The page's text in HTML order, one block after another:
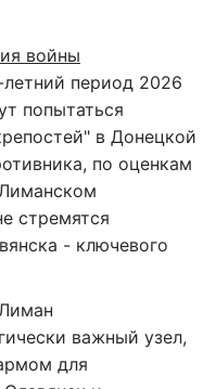
войны
летний период 2026
попытаться
в Донецкой
по оценкам
стремятся
- ключевого
важный узел,
для